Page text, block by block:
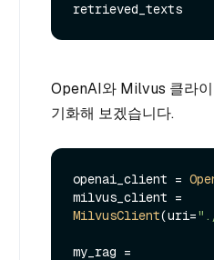
OpenAI와 Milvus 클라
기화해 보겠습니다.
openai_client =
MilvusClient(uri=